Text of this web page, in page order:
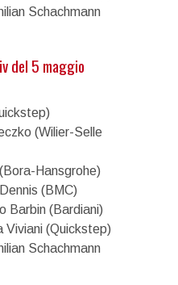
Schachmann
del 5 maggio
(Wilier-Selle
Hansgrohe)
(BMC)
Barbin (Bardiani)
Viviani (Quickstep)
Schachmann